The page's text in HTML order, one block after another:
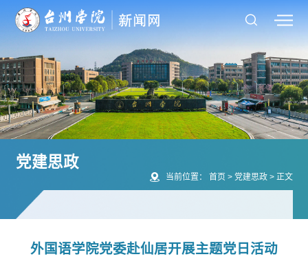
党建思政
当前位置： 首页> 党建思政> 正文
外国语学院党委赴仙居开展主题党日活动